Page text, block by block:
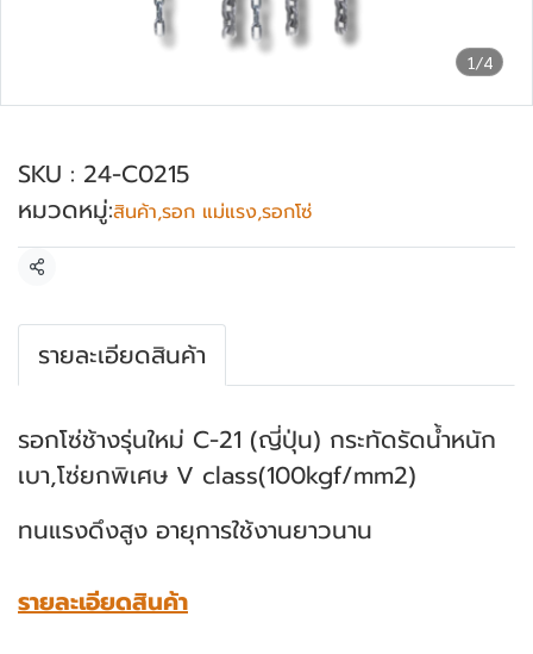
1/4
SKU : 24-C0215
หมวดหมู่:สินค้า,รอก แม่แรง,รอกโซ่
แชร์
รายละเอียดสินค้า
รอกโซ่ช้างรุ่นใหม่ C-21 (ญี่ปุ่น) กระทัดรัดน้ำหนัก
เบา,โซ่ยกพิเศษ V class(100kgf/mm2)
ทนแรงดึงสูง อายุการใช้งานยาวนาน
รายละเอียดสินค้า